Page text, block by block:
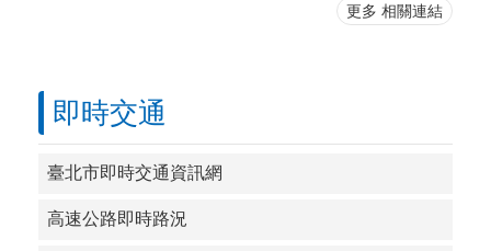
更多 相關連結
即時交通
臺北市即時交通資訊網
高速公路即時路況